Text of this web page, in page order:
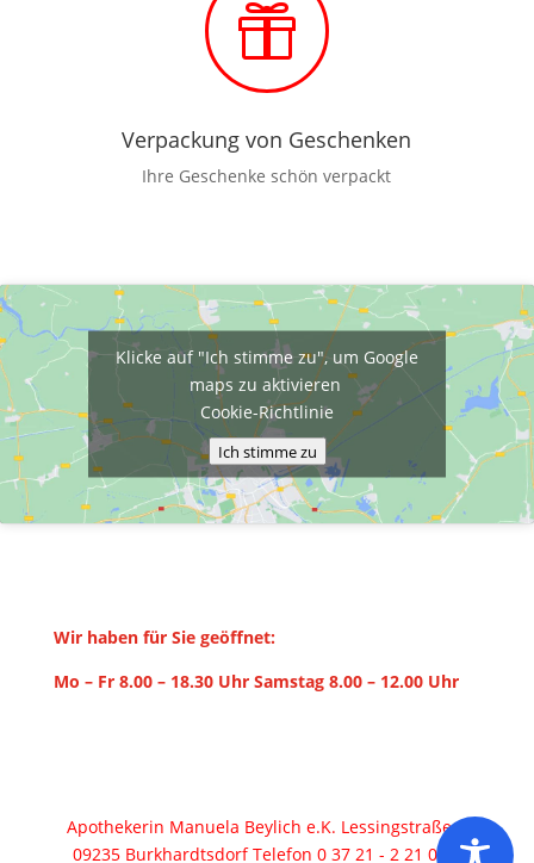

Verpackung von Geschenken
Ihre Geschenke schön verpackt
Klicke auf "Ich stimme zu", um Google
maps zu aktivieren
Cookie-Richtlinie
Ich stimme zu
Wir haben für Sie geöffnet:
Mo – Fr 8.00 – 18.30 Uhr Samstag 8.00 – 12.00 Uhr
Apothekerin Manuela Beylich e.K. Lessingstraße 1
09235 Burkhardtsdorf Telefon 0 37 21 - 2 21 07 |